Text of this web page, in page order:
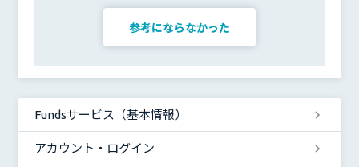
Fundsサービス（基本情報）
アカウント・ログイン
参考にならなかった